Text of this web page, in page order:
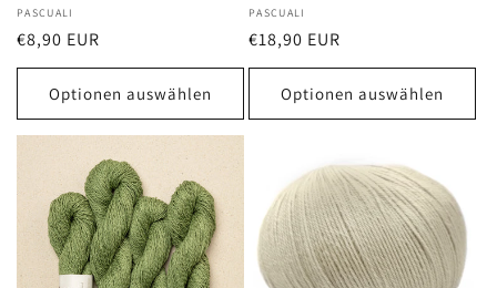
Anbieter:
PASCUALI
Normaler
Preis
€8,90 EUR
Optionen auswählen
Anbieter:
PASCUALI
Normaler
Preis
€18,90 EUR
Optionen auswählen